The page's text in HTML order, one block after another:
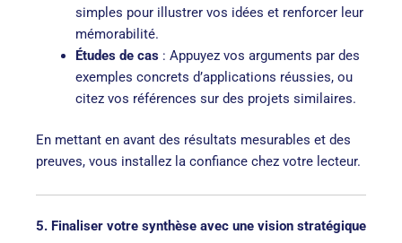
simples pour illustrer vos idées et renforcer leur
mémorabilité.
Études de cas: Appuyez vos arguments par des
exemples concrets d’applications réussies, ou
citez vos références sur des projets similaires.
En mettant en avant des résultats mesurables et des
preuves, vous installez la confiance chez votre lecteur.
5. Finaliser votre synthèse avec une vision stratégique